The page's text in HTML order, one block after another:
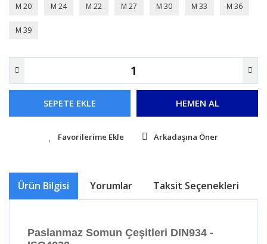
M 20 M 24 M 22 M 27 M 30 M 33 M 36
M 39
SEPETE EKLE HEMEN AL
Arkadaşına Öner
Ürün Bilgisi Yorumlar Taksit Seçenekleri
Paslanmaz Somun Çeşitleri DIN934 -